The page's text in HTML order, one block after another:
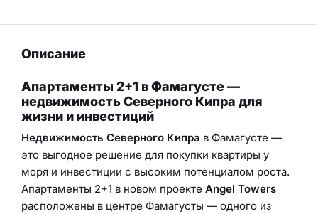
Описание
Апартаменты 2+1 в Фамагусте —
недвижимость Северного Кипра для
жизни и инвестиций
Недвижимость Северного Кипра в Фамагусте —
это выгодное решение для покупки квартиры у
моря и инвестиции с высоким потенциалом роста.
Апартаменты 2+1 в новом проекте Angel Towers
расположены в центре Фамагусты — одного из